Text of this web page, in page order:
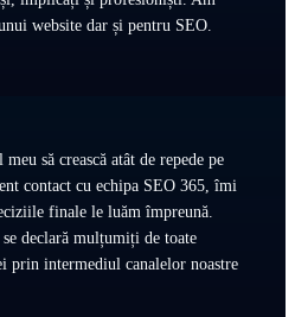
website dar și pentru SEO.
să crească atât de repede pe
contact cu echipa SEO 365, îmi
finale le luăm împreună.
declară mulțumiți de toate
prin intermediul canalelor noastre